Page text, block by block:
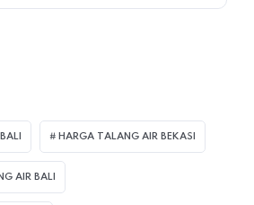
HARGA TALANG AIR BEKASI
AIR BALI